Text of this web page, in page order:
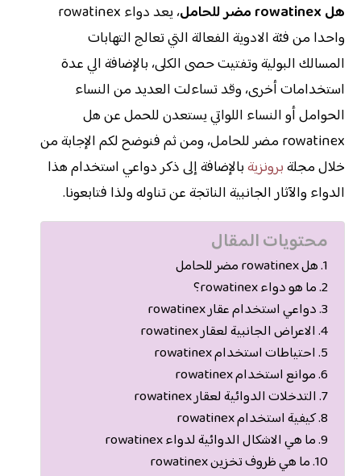
هل rowatinex مضر للحامل
، يعد دواء rowatinex
واحدا من فئة الادوية الفعالة التي تعالج التهابات
المسالك البولية وتفتيت حصى الكلى، بالإضافة الي عدة
استخدامات أخرى، وقد تساءلت العديد من النساء
الحوامل أو النساء اللواتي يستعدن للحمل عن هل
rowatinex مضر للحامل، ومن ثم فنوضح لكم الإجابة من
خلال مجلةبرونزيةبالإضافة إلى ذكر دواعي استخدام هذا
الدواء والآثار الجانبية الناتجة عن تناوله ولذا فتابعونا.
محتويات المقال
هل rowatinex مضر للحامل
ما هو دواء rowatinex؟
دواعي استخدام عقار rowatinex
الاعراض الجانبية لعقار rowatinex
احتياطات استخدام rowatinex
موانع استخدام rowatinex
التدخلات الدوائية لعقار rowatinex
كيفية استخدام rowatinex
ما هي الاشكال الدوائية لدواء rowatinex
ما هي ظروف تخزين rowatinex